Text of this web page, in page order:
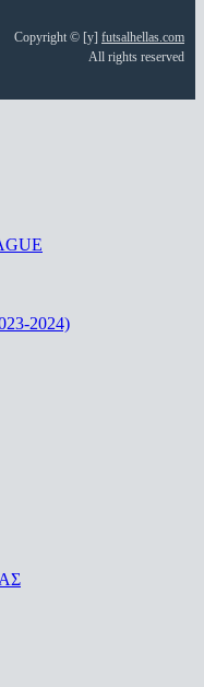
Copyright © [y] futsalhellas.com
All rights reserved
2024)